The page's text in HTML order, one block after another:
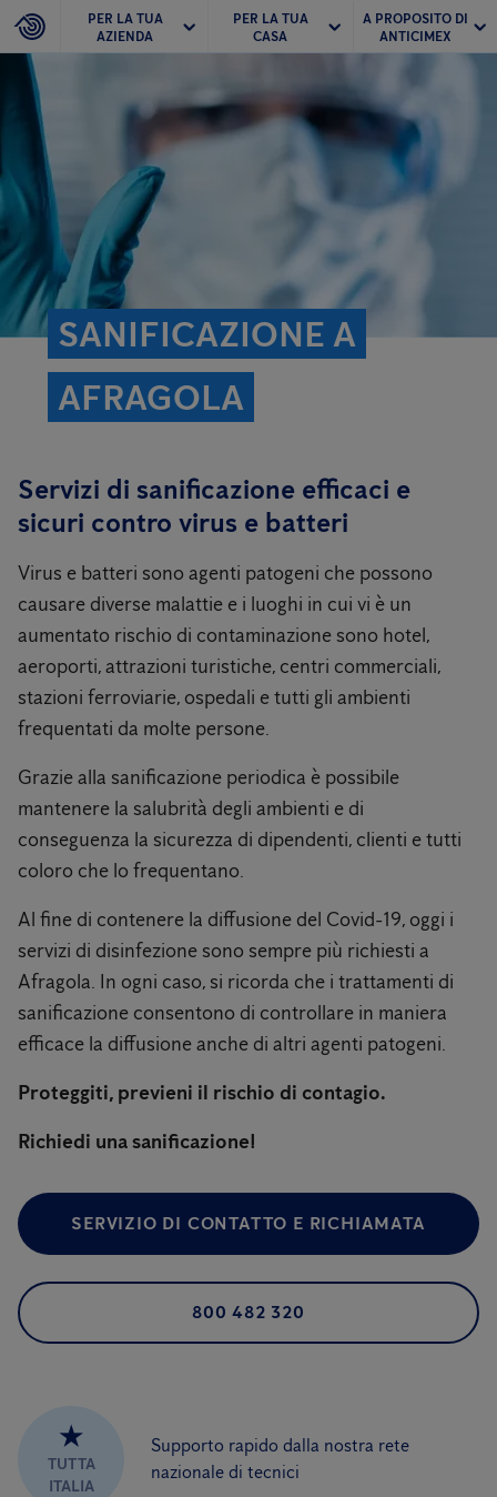
PER LA TUA
AZIENDA
PER LA TUA
CASA
A PROPOSITO DI
ANTICIMEX
SANIFICAZIONE A
AFRAGOLA
Servizi di sanificazione efficaci e
sicuri contro virus e batteri
Virus e batteri sono agenti patogeni che possono
causare diverse malattie e i luoghi in cui vi è un
aumentato rischio di contaminazione sono hotel,
aeroporti, attrazioni turistiche, centri commerciali,
stazioni ferroviarie, ospedali e tutti gli ambienti
frequentati da molte persone.
Grazie alla sanificazione periodica è possibile
mantenere la salubrità degli ambienti e di
conseguenza la sicurezza di dipendenti, clienti e tutti
coloro che lo frequentano.
Al fine di contenere la diffusione del Covid-19, oggi i
servizi di disinfezione sono sempre più richiesti a
Afragola. In ogni caso, si ricorda che i trattamenti di
sanificazione consentono di controllare in maniera
efficace la diffusione anche di altri agenti patogeni.
Proteggiti, previeni il rischio di contagio.
Richiedi una sanificazione!
SERVIZIO DI CONTATTO E RICHIAMATA
800 482 320
★
TUTTA
ITALIA
Supporto rapido dalla nostra rete
nazionale di tecnici